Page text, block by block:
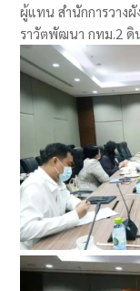
ผู้แทน สำนักการวาง
ราวัตพัฒนา กทม.2 ดิ